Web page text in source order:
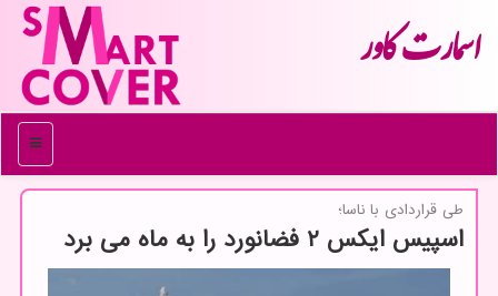
اسمارت كاور
منو
طی قراردادی با ناسا؛
اسپیس ایكس ۲ فضانورد را به ماه می برد